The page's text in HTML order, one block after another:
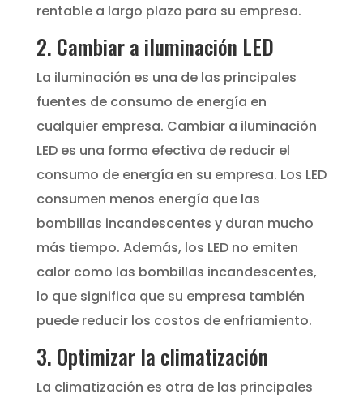
rentable a largo plazo para su empresa.
2. Cambiar a iluminación LED
La iluminación es una de las principales
fuentes de consumo de energía en
cualquier empresa. Cambiar a iluminación
LED es una forma efectiva de reducir el
consumo de energía en su empresa. Los LED
consumen menos energía que las
bombillas incandescentes y duran mucho
más tiempo. Además, los LED no emiten
calor como las bombillas incandescentes,
lo que significa que su empresa también
puede reducir los costos de enfriamiento.
3. Optimizar la climatización
La climatización es otra de las principales